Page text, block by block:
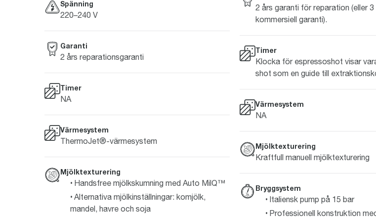
Spänning
220–240 V
Garanti
2 års reparationsgaranti
Timer
NA
Värmesystem
ThermoJet®-värmesystem
Mjölktexturering
Handsfree mjölkskumning med Auto MilQ™
Alternativa mjölkinställningar: komjölk,
mandel, havre och soja
2 års garanti för reparation (eller 3
kommersiell garanti).
Timer
Klocka för espressoshot visar
shot som en guide till
Värmesystem
NA
Mjölktexturering
Kraftfull manuell mjölktexturering
Bryggsystem
Italiensk pump på 15 bar
Professionell konstruktion